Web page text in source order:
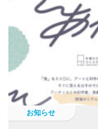
シ
ン
お知らせ